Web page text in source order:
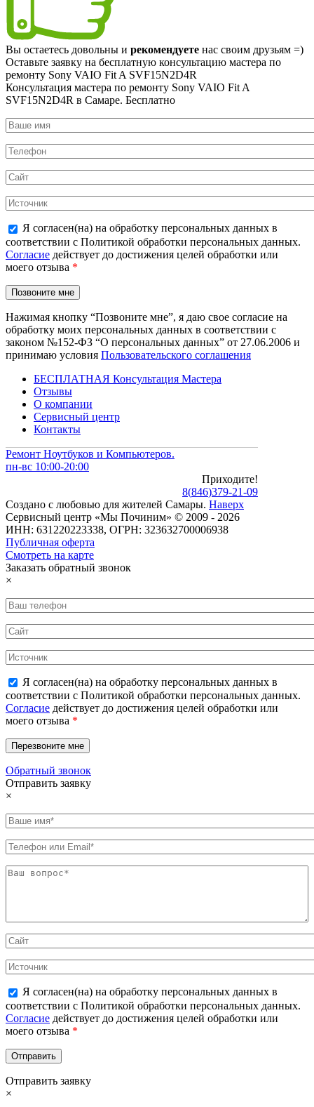
Вы остаетесь довольны и рекомендуете нас своим друзьям =)
Оставьте заявку на бесплатную консультацию мастера по
ремонту Sony VAIO Fit A SVF15N2D4R
Консультация мастера по ремонту Sony VAIO Fit A
SVF15N2D4R в Самаре. Бесплатно
Я согласен(на) на обработку персональных данных в
соответствии с Политикой обработки персональных данных.
Согласие действует до достижения целей обработки или
моего отзыва *
Нажимая кнопку “Позвоните мне”, я даю свое согласие на
обработку моих персональных данных в соответствии с
законом №152-ФЗ “О персональных данных” от 27.06.2006 и
принимаю условия Пользовательского соглашения
БЕСПЛАТНАЯ Консультация Мастера
Отзывы
О компании
Сервисный центр
Контакты
Ремонт Ноутбуков и Компьютеров.
пн-вс 10:00-20:00
Приходите!
8(846)379-21-09
Создано с любовью для жителей Самары. Наверх
Сервисный центр «Мы Починим» © 2009 - 2026
ИНН: 631220223338, ОГРН: 323632700006938
Публичная оферта
Смотреть на карте
Заказать обратный звонок
×
Я согласен(на) на обработку персональных данных в
соответствии с Политикой обработки персональных данных.
Согласие действует до достижения целей обработки или
моего отзыва *
Обратный звонок
Отправить заявку
×
Я согласен(на) на обработку персональных данных в
соответствии с Политикой обработки персональных данных.
Согласие действует до достижения целей обработки или
моего отзыва *
Отправить заявку
×